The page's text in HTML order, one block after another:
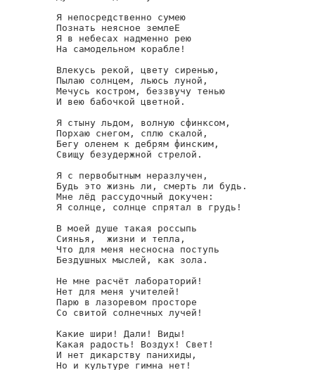
Я непосредственно сумею
Познать неясное землеЕ
Я в небесах надменно рею
На самодельном корабле!
Влекусь рекой, цвету сиренью,
Пылаю солнцем, льюсь луной,
Мечусь костром, беззвучу тенью
И вею бабочкой цветной.
Я стыну льдом, волную сфинксом,
Порхаю снегом, сплю скалой,
Бегу оленем к дебрям финским,
Свищу безудержной стрелой.
Я с первобытным неразлучен,
Будь это жизнь ли, смерть ли будь.
Мне лёд рассудочный докучен:
Я солнце, солнце спрятал в грудь!
В моей душе такая россыпь
Сиянья,  жизни и тепла,
Что для меня несносна поступь
Бездушных мыслей, как зола.
Не мне расчёт лабораторий!
Нет для меня учителей!
Парю в лазоревом просторе
Со свитой солнечных лучей!
Какие шири! Дали! Виды!
Какая радость! Воздух! Свет!
И нет дикарству панихиды,
Но и культуре гимна нет!